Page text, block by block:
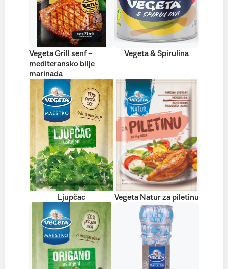
Vegeta Grill senf –
mediteransko bilje
marinada
Vegeta & Spirulina
Ljupčac Vegeta Natur za piletinu